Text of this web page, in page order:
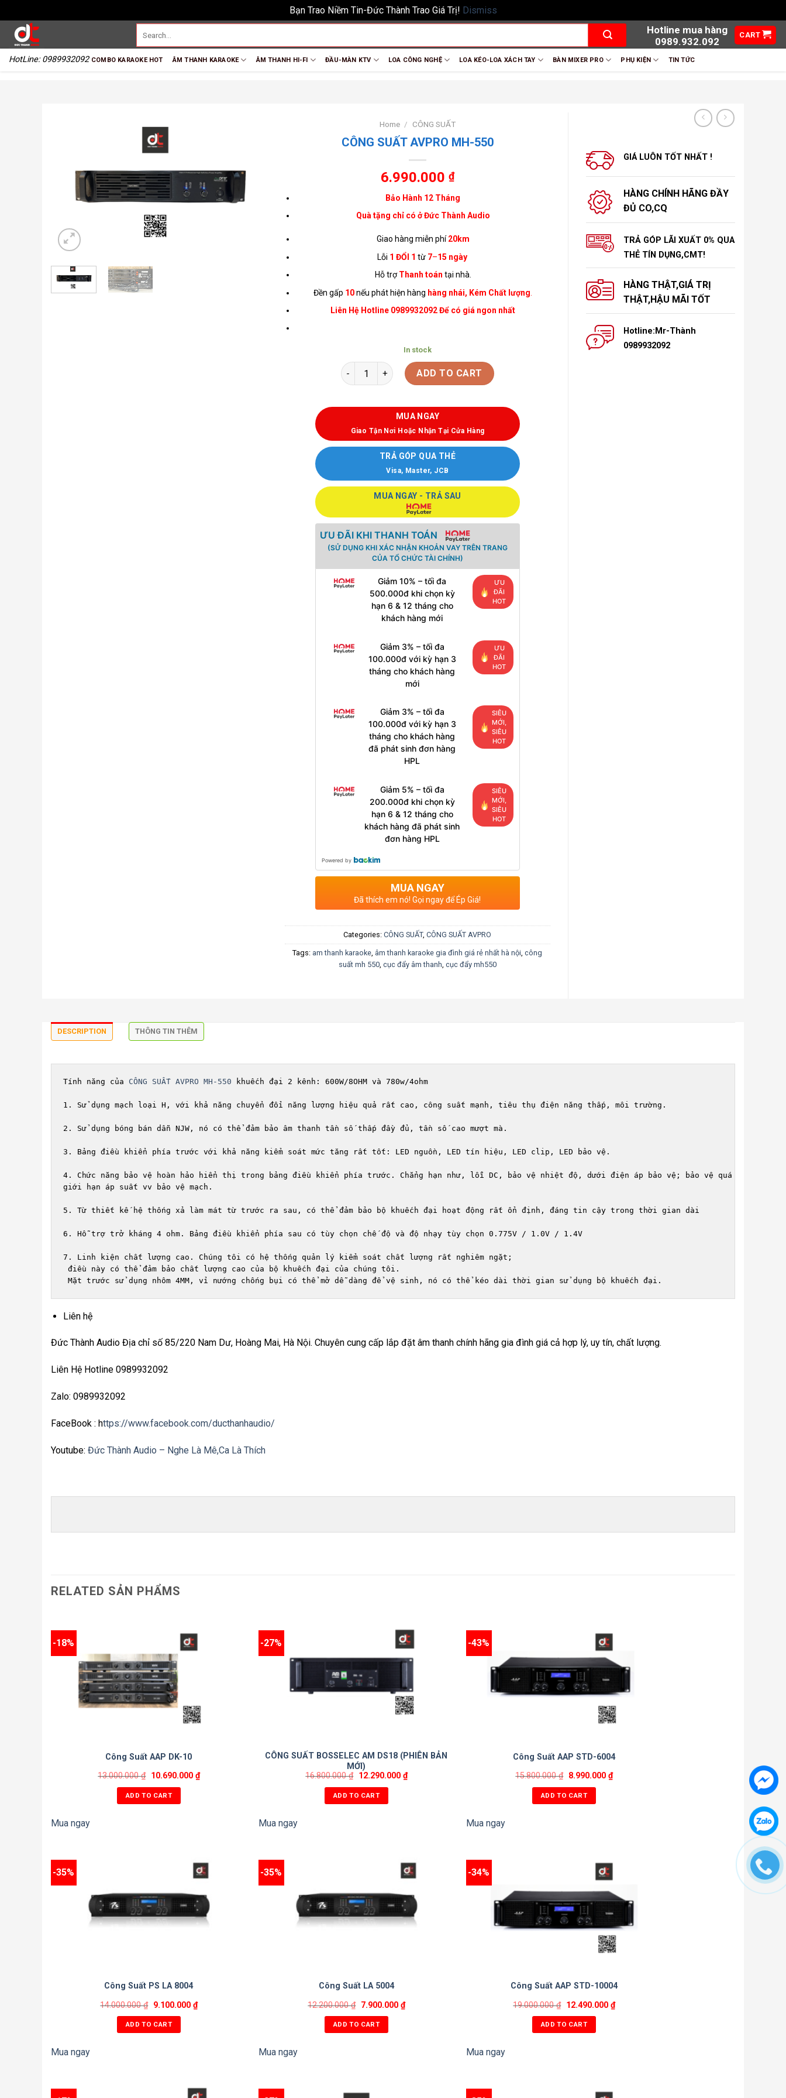
Bạn Trao Niềm Tin-Đức Thành Trao Giá Trị! Dismiss
HotLine: 0989932092
Hotline mua hàng
0989.932.092
CART
COMBO KARAOKE HOT ÂM THANH KARAOKE ÂM THANH HI-FI ĐẦU-MÀN KTV LOA CÔNG NGHỆ LOA KÉO-LOA XÁCH TAY BÀN MIXER PRO PHỤ KIỆN TIN TỨC
Home / CÔNG SUẤT
CÔNG SUẤT AVPRO MH-550
6.990.000 ₫
Bảo Hành 12 Tháng
Quà tặng chỉ có ở Đức Thành Audio
Giao hàng miễn phí20km
Lỗi 1 ĐỔI 1 từ 7–15 ngày
Hỗ trợThanh toán tại nhà.
Đền gấp 10nếu phát hiện hàng hàng nhái, Kém Chất lượng
Liên Hệ Hotline 0989932092 Để có giá ngon nhất
In stock
ADD TO CART
MUA NGAY
Giao Tận Nơi Hoặc Nhận Tại Cửa Hàng
TRẢ GÓP QUA THẺ
Visa, Master, JCB
MUA NGAY - TRẢ SAU
ƯU ĐÃI KHI THANH TOÁN
(SỬ DỤNG KHI XÁC NHẬN KHOẢN VAY TRÊN TRANG
CỦA TỔ CHỨC TÀI CHÍNH)
Giảm 10% – tối đa
500.000đ khi chọn kỳ
hạn 6 & 12 tháng cho
khách hàng mới
ƯU
ĐÃI
HOT
Giảm 3% – tối đa
100.000đ với kỳ hạn 3
tháng cho khách hàng
mới
ƯU
ĐÃI
HOT
Giảm 3% – tối đa
100.000đ với kỳ hạn 3
tháng cho khách hàng
đã phát sinh đơn hàng
HPL
SIÊU
MỚI,
SIÊU
HOT
Giảm 5% – tối đa
200.000đ khi chọn kỳ
hạn 6 & 12 tháng cho
khách hàng đã phát sinh
đơn hàng HPL
SIÊU
MỚI,
SIÊU
HOT
Powered by
MUA NGAY
Đã thích em nó! Gọi ngay để Ép Giá!
Categories:CÔNG SUẤT,CÔNG SUẤT AVPRO
Tags: am thanh karaoke, âm thanh karaoke gia đình giá rẻ nhất hà nội,công
suất mh 550, cục đẩy âm thanh, cục đẩy mh550
GIÁ LUÔN TỐT NHẤT !
HÀNG CHÍNH HÃNG ĐẦY
ĐỦ CO,CQ
TRẢ GÓP LÃI XUẤT 0% QUA
THẺ TÍN DỤNG,CMT!
HÀNG THẬT,GIÁ TRỊ
THẬT,HẬU MÃI TỐT
Hotline:Mr-Thành
0989932092
DESCRIPTION THÔNG TIN THÊM
Tính năng của CÔNG SUẤT AVPRO MH-550 khuếch đại 2 kênh: 600W/8OHM và 780w/4ohm
1. Sử dụng mạch loại H, với khả năng chuyển đổi năng lượng hiệu quả rất cao, công suất mạnh, tiêu thụ điện năng thấp, môi trường.
2. Sử dụng bóng bán dẫn NJW, nó có thể đảm bảo âm thanh tần số thấp đầy đủ, tần số cao mượt mà.
3. Bảng điều khiển phía trước với khả năng kiểm soát mức tăng rất tốt: LED nguồn, LED tín hiệu, LED clip, LED bảo vệ.
4. Chức năng bảo vệ hoàn hảo hiển thị trong bảng điều khiển phía trước. Chẳng hạn như, lỗi DC, bảo vệ nhiệt độ, dưới điện áp bảo vệ; bảo vệ quá tải,
giới hạn áp suất vv bảo vệ mạch.
5. Từ thiết kế hệ thống xả làm mát từ trước ra sau, có thể đảm bảo bộ khuếch đại hoạt động rất ổn định, đáng tin cậy trong thời gian dài
6. Hỗ trợ trở kháng 4 ohm. Bảng điều khiển phía sau có tùy chọn chế độ và độ nhạy tùy chọn 0.775V / 1.0V / 1.4V
7. Linh kiện chất lượng cao. Chúng tôi có hệ thống quản lý kiểm soát chất lượng rất nghiêm ngặt;
điều này có thể đảm bảo chất lượng cao của bộ khuếch đại của chúng tôi.
Liên hệ
Đức Thành Audio Địa chỉ số 85/220 Nam Dư, Hoàng Mai, Hà Nội. Chuyên cung cấp lắp đặt âm thanh chính hãng gia đình giá cả hợp lý, uy tín, chất lượng.
Liên Hệ Hotline 0989932092
Zalo: 0989932092
FaceBook : https://www.facebook.com/ducthanhaudio/
Youtube: Đức Thành Audio – Nghe Là Mê,Ca Là Thích
RELATED SẢN PHẨMS
-18%
Công Suất AAP DK-10
13.000.000₫ 10.690.000 ₫
ADD TO CART
Mua ngay
-27%
CÔNG SUẤT BOSSELEC AM DS18 (PHIÊN BẢN
MỚI)
16.800.000₫ 12.290.000 ₫
ADD TO CART
Mua ngay
-43%
Công Suất AAP STD-6004
15.800.000₫ 8.990.000 ₫
ADD TO CART
Mua ngay
-35%
Công Suất PS LA 8004
14.000.000₫ 9.100.000 ₫
ADD TO CART
Mua ngay
-35%
Công Suất LA 5004
12.200.000₫ 7.900.000 ₫
ADD TO CART
Mua ngay
-34%
Công Suất AAP STD-10004
19.000.000₫ 12.490.000 ₫
ADD TO CART
Mua ngay